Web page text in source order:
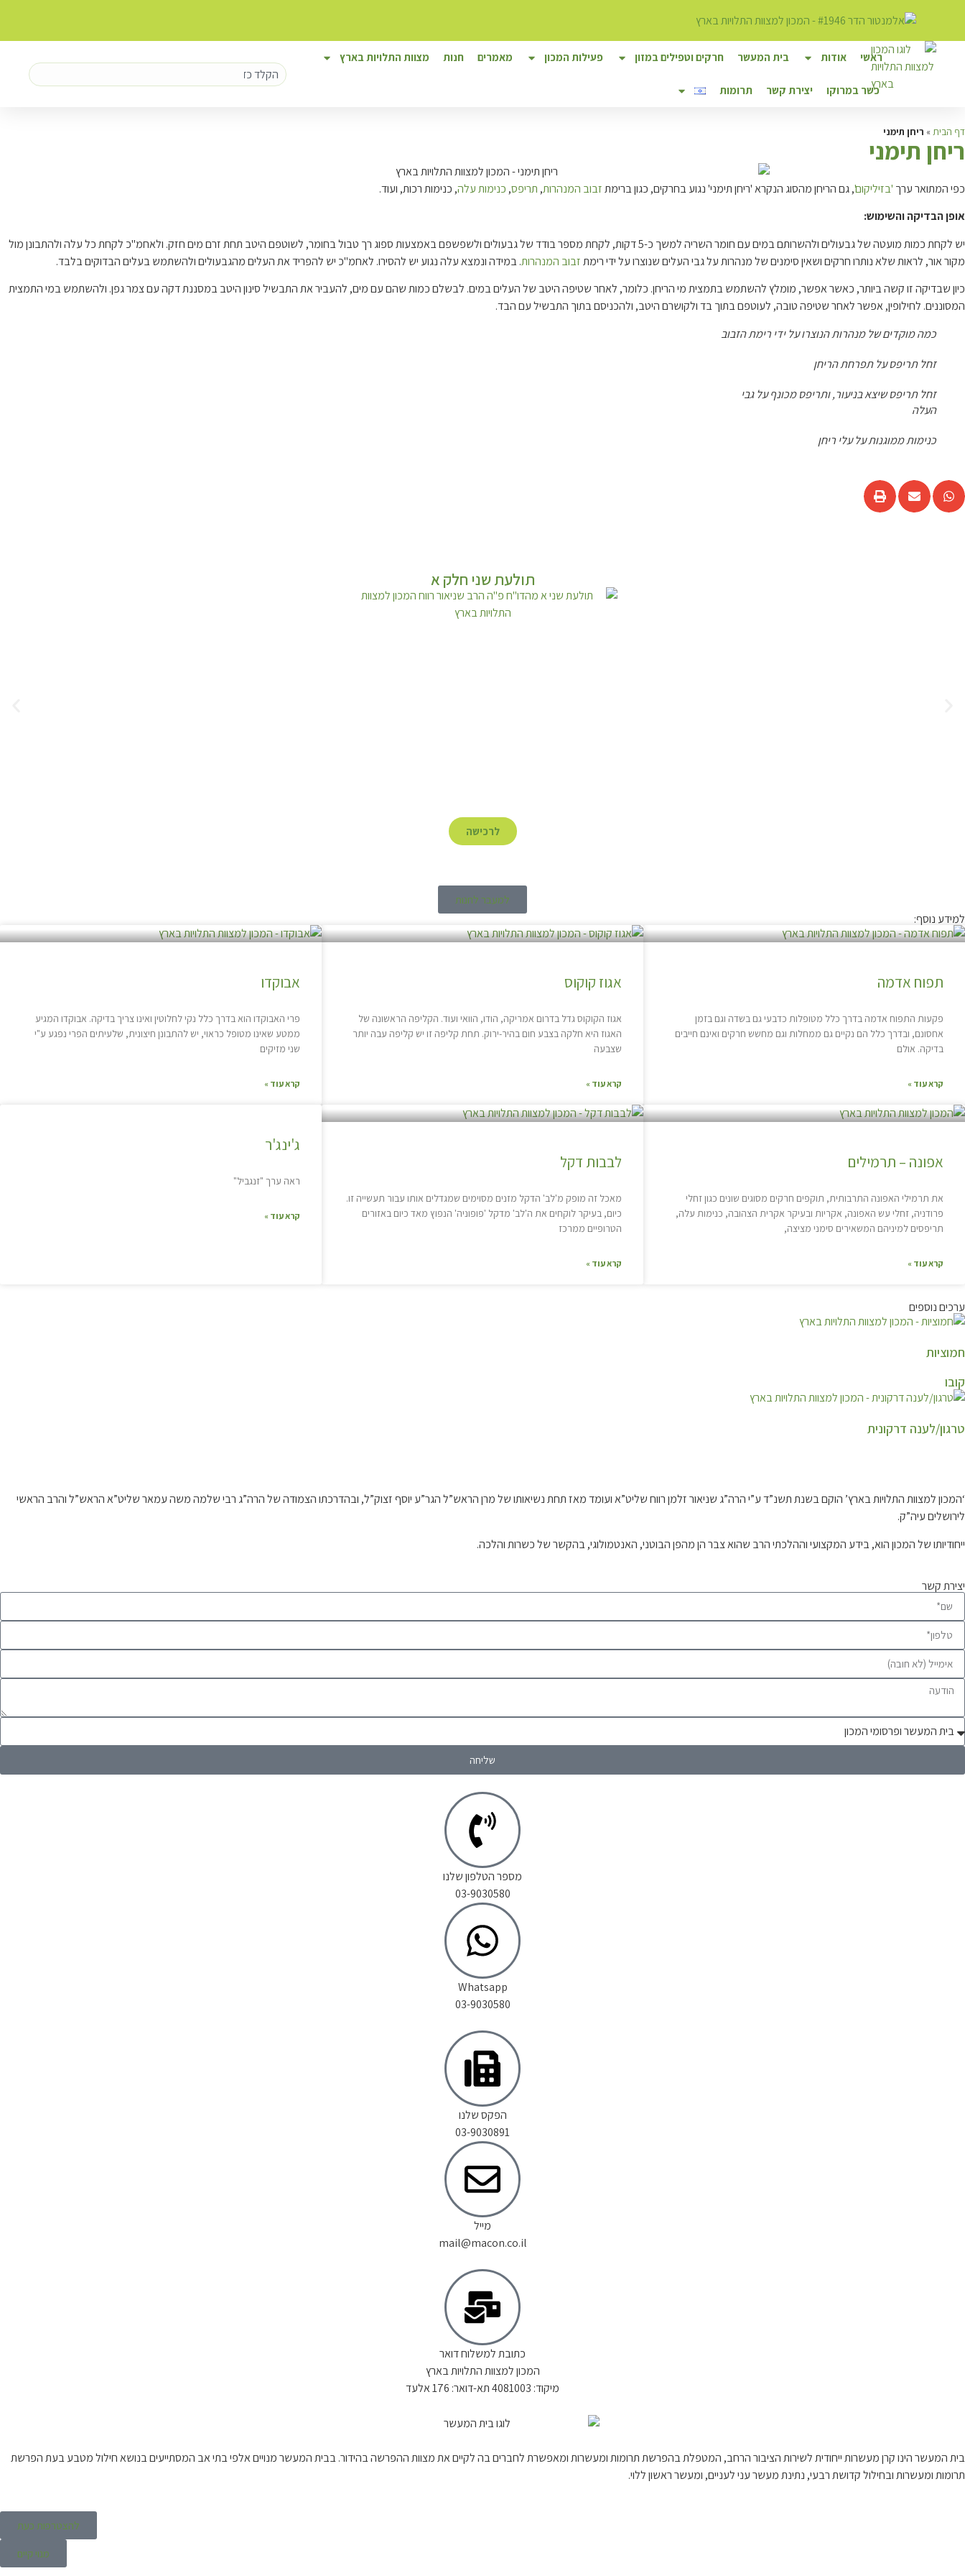
ראשי אודות בית המעשר חרקים וטפילים במזון פעילות המכון מאמרים חנות מצוות התלויות בארץ
כשר במרוקו יצירת קשר תרומות
דף הבית » ריחן תימני
ריחן תימני
כפי המתואר ערך 'בזיליקום', גם הריחן מהסוג הנקרא 'ריחן תימני' נגוע בחרקים, כגון ברימתזבוב המנהרות, תריפס, כנימות עלה, כנימות רכות, ועוד.
אופן הבדיקה והשימוש:
יש לקחת כמות מועטה של גבעולים ולהשרותם במים עם חומר השריה למשך כ-5 דקות, לקחת מספר בודד של גבעולים ולשפשפם באמצעות ספוג רך טבול בחומר, לשוטפם היטב תחת זרם מים חזק. ולאחמ"כ לקחת כל עלה ולהתבונן מול
מקור אור, לראות שלא נותרו חרקים ושאין סימנים של מנהרות על גבי העלים שנוצרו על ידי רימתזבוב המנהרות. במידה ונמצא עלה נגוע יש להסירו. לאחמ"כ יש להפריד את העלים מהגבעולים ולהשתמש בעלים הבדוקים בלבד.
כיון שבדיקה זו קשה ביותר, כאשר אפשר, מומלץ להשתמש בתמצית מי הריחן. כלומר, לאחר שטיפה היטב של העלים במים. לבשלם כמות שהם עם מים, להעביר את התבשיל סינון היטב במסננת דקה עם צמר גפן. ולהשתמש במי התמצית
המסוננים. לחילופין, אפשר לאחר שטיפה טובה, לעוטפם בתוך בד ולקושרם היטב, ולהכניסם בתוך התבשיל עם הבד.
כמה מוקדים של מנהרות הנוצרו על ידי רימת הזבוב
זחל תריפס על תפרחת הריחן
זחל תריפס שיצא בניעור, ותריפס מכונף על גבי
העלה
כנימות ממוגנות על עלי ריחן
תולעת שני חלק א
לרכישה
למעבר לחנות
למידע נוסף:
תפוח אדמה
פקעות התפוח אדמה בדרך כלל מטופלות כדבעי גם בשדה וגם בזמן
אחסונם, ובדרך כלל הם נקיים גם ממחלות וגם מחשש חרקים ואינם חייבים
בדיקה. אולם
קרא עוד »
אגוז קוקוס
אגוז הקוקוס גדל בדרום אמריקה, הודו, הוואי ועוד. הקליפה הראשונה של
האגוז היא חלקה בצבע חום בהיר-ירוק. תחת קליפה זו יש קליפה עבה יותר
שצבעה
קרא עוד »
אבוקדו
פרי האבוקדו הוא בדרך כלל נקי לחלוטין ואינו צריך בדיקה. אבוקדו המגיע
ממטע שאינו מטופל כראוי, יש להתבונן חיצונית, שלעיתים הפרי נפגע ע"י
שני מזיקים
קרא עוד »
אפונה – תרמילים
את תרמילי האפונה התרבותית, תוקפים חרקים מסוגים שונים כגון זחלי
פרודניה, זחלי עש האפונה, אקריות ובעיקר אקרית הצהובה, כנימות עלה,
תריפסים למיניהם המשאירים סימני מציצה,
קרא עוד »
לבבות דקל
מאכל זה מופק מ'לב' הדקל מזנים מסוימים שמגדלים אותו עבור תעשייה זו.
כיום, בעיקר לוקחים את ה'לב' מדקל 'פופוניה' הנפוץ מאד כיום באזורים
הטרופיים ממרכז
קרא עוד »
ג'ינג'ר
ראה ערך "זנגביל"
קרא עוד »
ערכים נוספים
חמוציות
קובו
טרגון/לענה דרקונית
‘המכון למצוות התלויות בארץ’ הוקם בשנת תשנ”ד ע”י הרה”ג שניאור זלמן רווח שליט”א ועומד מאז תחת נשיאותו של מרן הראש”ל הגר”ע יוסף זצוק”ל, ובהדרכתו הצמודה של הרה”ג רבי שלמה משה עמאר שליט”א הראש”ל והרב הראשי
לירושלים עיה”ק.
ייחודיותו של המכון הוא, בידע המקצועי וההלכתי הרב שהוא צבר הן מהפן הבוטני, האנטמולוגי, בהקשר של כשרות והלכה.
יצירת קשר
שליחה
מספר הטלפון שלנו
03-9030580
Whatsapp
03-9030580
הפקס שלנו
03-9030891
מייל
mail@macon.co.il
כתובת למשלוח דואר
המכון למצוות התלויות בארץ
מיקוד: 4081003 תא-דואר: 176 אלעד
בית המעשר הינו קרן מעשרות ייחודית לשירות הציבור הרחב, המטפלת בהפרשת תרומות ומעשרות ומאפשרת לחברים בה לקיים את מצוות ההפרשה בהידור. בבית המעשר מנויים אלפי בתי אב המסתייעים בנושא חילול מטבע בעת הפרשת
תרומות ומעשרות ובחילול קדושת רבעי, נתינת מעשר עני לעניים, ומעשר ראשון ללוי.
להצטרפות כעת
מנוי קיים